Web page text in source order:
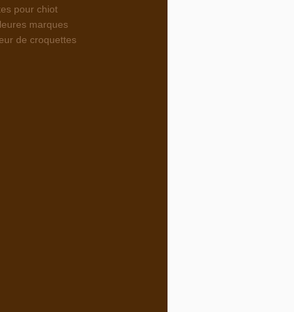
pour chiot
marques
de croquettes